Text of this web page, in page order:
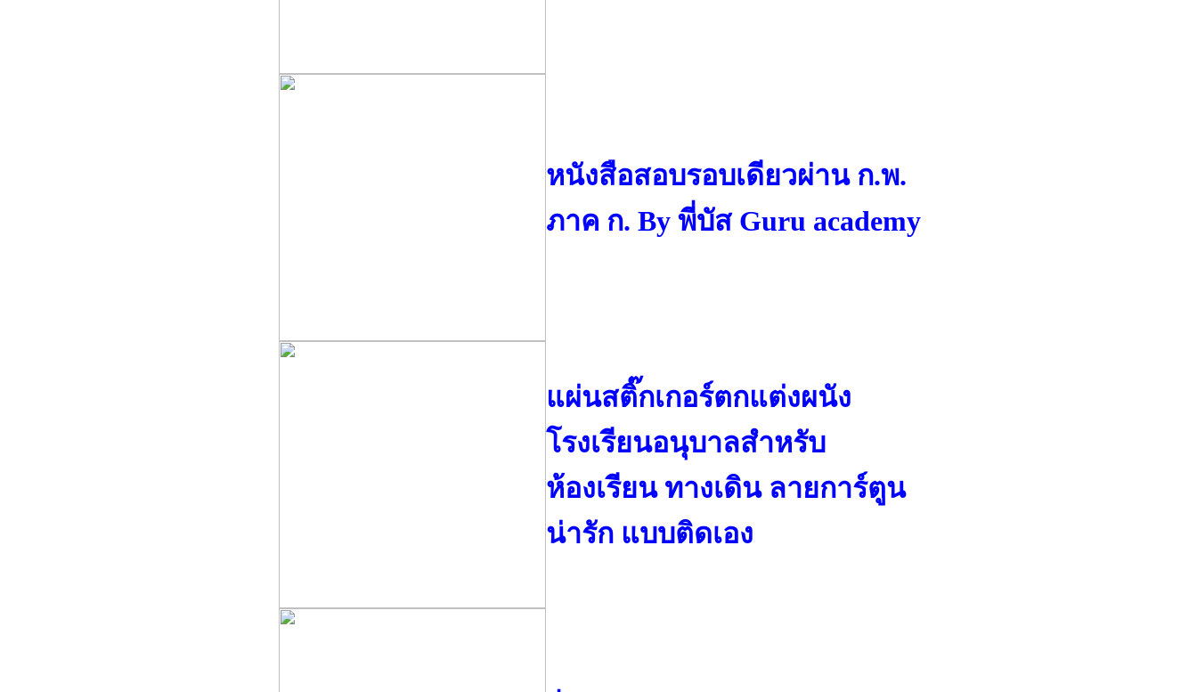
หนังสือสอบรอบเดียวผ่าน ก.พ.
ภาค ก. By พี่บัส Guru academy
แผ่นสติ๊กเกอร์ตกแต่งผนัง
โรงเรียนอนุบาลสำหรับ
ห้องเรียน ทางเดิน ลายการ์ตูน
น่ารัก แบบติดเอง